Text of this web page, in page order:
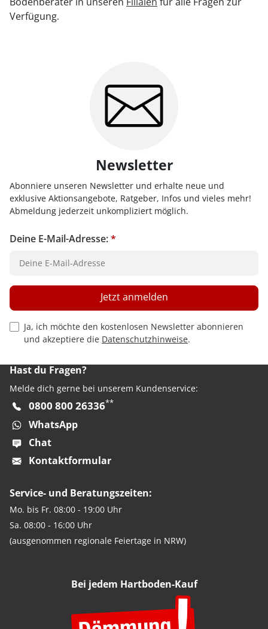
Verfügung.
Newsletter
Abonniere unseren Newsletter und erhalte neue und
exklusive Aktionsangebote, Ratgeber, Infos und vieles mehr!
Abmeldung jederzeit unkompliziert möglich.
Deine E-Mail-Adresse:*
Privacy Policy Checkbox
Ja, ich möchte den kostenlosen Newsletter abonnieren
und akzeptiere die Datenschutzhinweise.
Jetzt anmelden
Hast du Fragen?
Melde dich gerne bei unserem Kundenservice:
0800 800 26336**
WhatsApp
Chat
Kontaktformular
Service- und Beratungszeiten:
Mo. bis Fr. 08:00 - 19:00 Uhr
Sa. 08:00 - 16:00 Uhr
(ausgenommen regionale Feiertage in NRW)
Bei jedem Hartboden-Kauf